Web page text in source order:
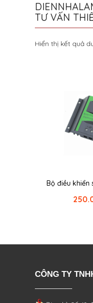
TƯ VẤN
Hiển thị kết quả
Bộ điều khiển
CÔNG TY